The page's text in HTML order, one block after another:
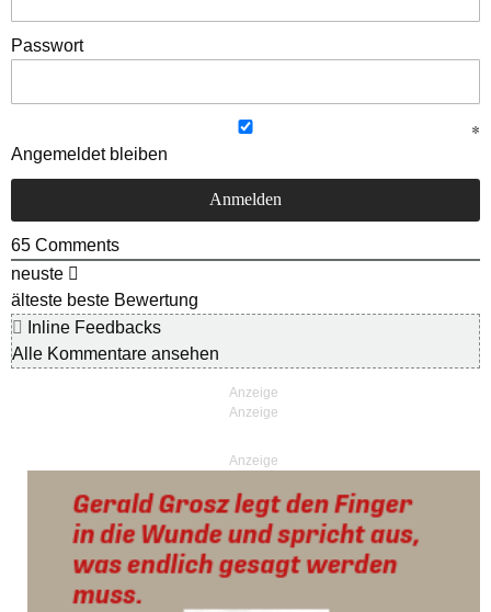
Passwort
Angemeldet bleiben
65 Comments
neuste
älteste beste Bewertung
Inline Feedbacks
Alle Kommentare ansehen
Anzeige